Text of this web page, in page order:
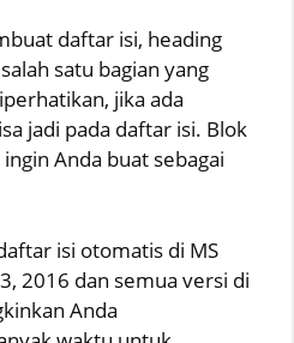
daftar isi, heading
satu bagian yang
jika ada
jadi pada daftar isi. Blok
Anda buat sebagai
isi otomatis di MS
2016 dan semua versi di
Anda